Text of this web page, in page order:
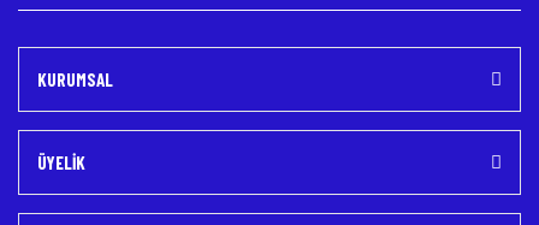
KURUMSAL
ÜYELİK